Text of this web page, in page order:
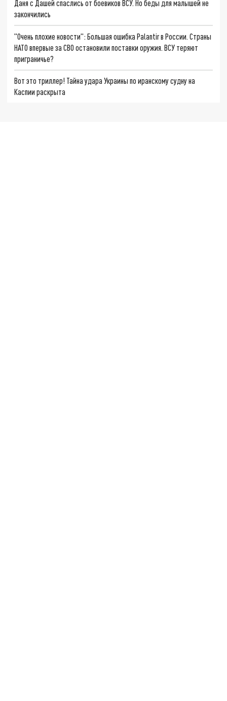
Даня с Дашей спаслись от боевиков ВСУ. Но беды для малышей не
закончились
"Очень плохие новости": Большая ошибка Palantir в России. Страны
НАТО впервые за СВО остановили поставки оружия. ВСУ теряют
приграничье?
Вот это триллер! Тайна удара Украины по иранскому судну на
Каспии раскрыта